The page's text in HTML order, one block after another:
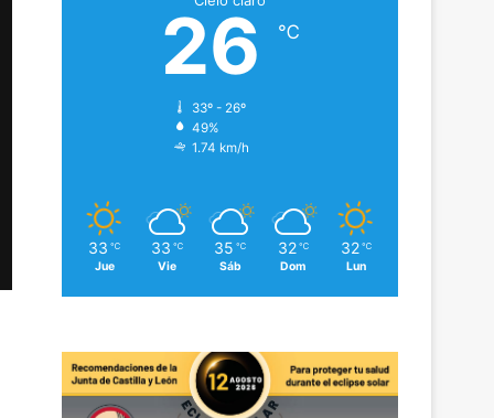
26 ℃
33º - 26º
49%
1.74 km/h
33 ℃
Jue
33 ℃
Vie
35 ℃
Sáb
32 ℃
Dom
32 ℃
Lun